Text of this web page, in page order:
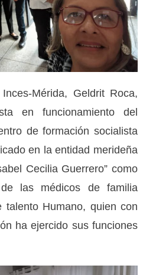
Mérida, Geldrit Roca,
en funcionamiento del
de formación socialista
en la entidad merideña
Cecilia Guerrero” como
las médicos de familia
Humano, quien con
ha ejercido sus funciones